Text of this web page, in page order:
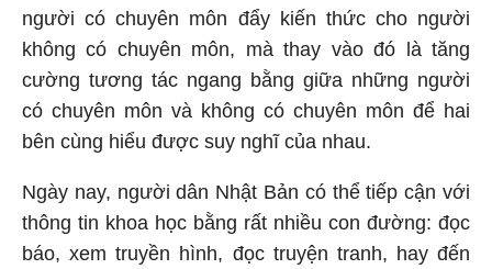
người có chuyên môn đẩy kiến thức cho người
không có chuyên môn, mà thay vào đó là tăng
cường tương tác ngang bằng giữa những người
có chuyên môn và không có chuyên môn để hai
bên cùng hiểu được suy nghĩ của nhau.
Ngày nay, người dân Nhật Bản có thể tiếp cận với
thông tin khoa học bằng rất nhiều con đường: đọc
báo, xem truyền hình, đọc truyện tranh, hay đến